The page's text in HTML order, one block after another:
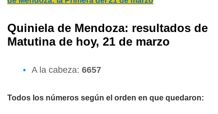
Quiniela de Mendoza: resultados de
Matutina de hoy, 21 de marzo
A la cabeza: 6657
Todos los números según el orden en que quedaron: